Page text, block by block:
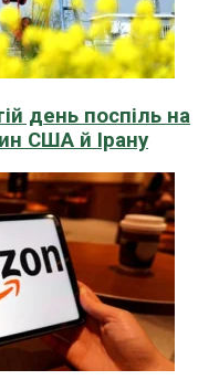
день поспіль на
США й Ірану